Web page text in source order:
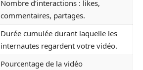
Nombre d’interactions : likes,
commentaires, partages.
Durée cumulée durant laquelle les
internautes regardent votre vidéo.
Pourcentage de la vidéo